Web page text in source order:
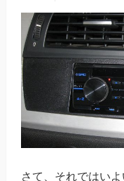
さて、それではい